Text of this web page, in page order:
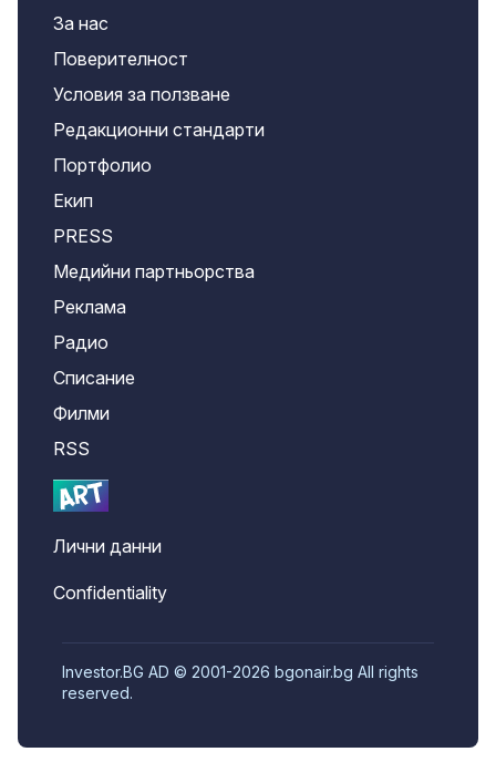
За нас
Поверителност
Условия за ползване
Редакционни стандарти
Портфолио
Екип
PRESS
Медийни партньорства
Реклама
Радио
Списание
Филми
RSS
Лични данни
Confidentiality
Investor.BG AD © 2001-2026 bgonair.bg All rights
reserved.